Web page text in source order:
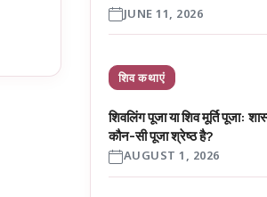
JUNE 11, 2026
शिव कथाएं
शिवलिंग पूजा या शिव मूर्ति पूजा:
कौन-सी पूजा श्रेष्ठ है?
AUGUST 1, 2026